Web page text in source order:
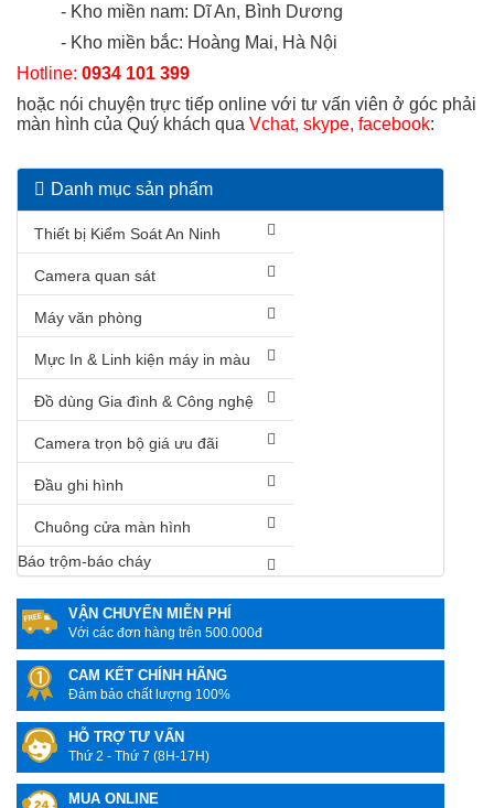
Danh mục sản phẩm
Thiết bị Kiểm Soát An Ninh
Camera quan sát
Máy văn phòng
Mực In & Linh kiện máy in màu
Đồ dùng Gia đình & Công nghệ
Camera trọn bộ giá ưu đãi
Đầu ghi hình
Chuông cửa màn hình
Báo trộm-báo cháy
VẬN CHUYỂN MIỄN PHÍ
Với các đơn hàng trên 500.000đ
CAM KẾT CHÍNH HÃNG
Đảm bảo chất lượng 100%
HỖ TRỢ TƯ VẤN
Thứ 2 - Thứ 7 (8H-17H)
MUA ONLINE
- Kho miền nam: Dĩ An, Bình Dương
- Kho miền bắc: Hoàng Mai, Hà Nội
Hotline: 0934 101 399
hoặc nói chuyện trực tiếp online với tư vấn viên ở góc phải
màn hình của Quý khách qua Vchat, skype, facebook: